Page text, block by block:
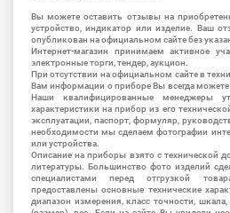
Вы можете оставить отзывы на
устройство, индикатор или изделие. Ваш
опубликован на официальном сайте без
Интернет-магазин принимаем активное
электронные торги, тендер, аукцион.
При отсутствии на официальном сайте в
Вам информации о приборе Вы всегда
Наши квалифицированные менеджеры
характеристики на прибор из его
эксплуатации, паспорт, формуляр,
необходимости мы сделаем фотографии
или устройства.
Описание на приборы взято с технической
литературы. Большинство фото изделий
специалистами перед отгрузкой
предоставлены основные технические
диапазон измерения, класс точности,